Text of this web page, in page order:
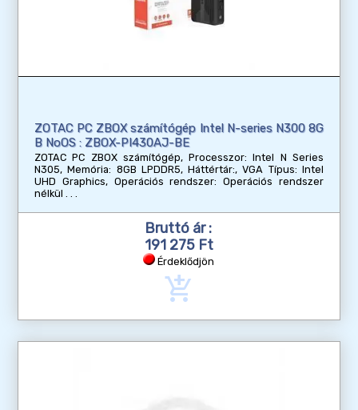
ZOTAC PC ZBOX számítógép Intel N-series N300 8G
B NoOS : ZBOX-PI430AJ-BE
ZOTAC PC ZBOX számítógép, Processzor: Intel N Series
N305, Memória: 8GB LPDDR5, Háttértár:, VGA Típus: Intel
UHD Graphics, Operációs rendszer: Operációs rendszer
nélkül
Bruttó ár :
191 275 Ft
Érdeklődjön
add_shopping_cart